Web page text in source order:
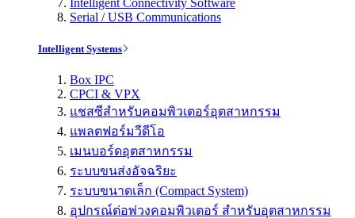
Intelligent Connectivity Software
Serial / USB Communications
Intelligent Systems
Box IPC
CPCI & VPX
แชสซีสำหรับคอมพิวเตอร์อุตสาหกรรม
แพลตฟอร์มวีดีโอ
เมนบอร์ดอุตสาหกรรม
ระบบขนส่งอัจฉริยะ
ระบบขนาดเล็ก (Compact System)
อุปกรณ์ต่อพ่วงคอมพิวเตอร์ สำหรับอุตสาหกรรม